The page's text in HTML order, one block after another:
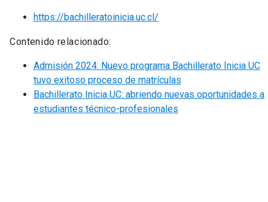
https://bachilleratoinicia.uc.cl/
Contenido relacionado:
Admisión 2024: Nuevo programa Bachillerato Inicia UC
tuvo exitoso proceso de matrículas
Bachillerato Inicia UC: abriendo nuevas oportunidades a
estudiantes técnico-profesionales